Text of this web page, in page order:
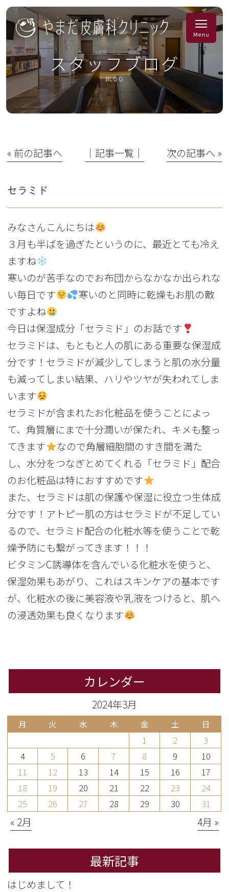
スタッフブログ
BLOG
« 前の記事へ │記事一覧│ 次の記事へ »
セラミド
みなさんこんにちは
３月も半ばを過ぎたというのに、最近とても冷え
ますね
寒いのが苦手なのでお布団からなかなか出られな
い毎日です
寒いのと同時に乾燥もお肌の敵
ですよね
今日は保湿成分「セラミド」のお話です
セラミドは、もともと人の肌にある重要な保湿成
分です！セラミドが減少してしまうと肌の水分量
も減ってしまい結果、ハリやツヤが失われてしま
います
セラミドが含まれたお化粧品を使うことによっ
て、角質層にまで十分潤いが保たれ、キメも整っ
てきます
なので角層細胞間のすき間を満た
し、水分をつなぎとめてくれる「セラミド」配合
のお化粧品は特におすすめです
また、セラミドは肌の保護や保湿に役立つ生体成
分です！アトピー肌の方はセラミドが不足してい
るので、セラミド配合の化粧水等を使うことで乾
燥予防にも繋がってきます！！！
ビタミンC誘導体を含んでいる化粧水を使うと、
保湿効果もあがり、これはスキンケアの基本です
が、化粧水の後に美容液や乳液をつけると、肌へ
の浸透効果も良くなります
カレンダー
2024年3月
月 火 水 木 金 土 日
1 2
3
4
5 6 7 8 9
10
11
12 13 14 15 16
17
18
19 20 21 22 23
24
25
26 27 28 29 30 31
« 2月 4月 »
最新記事
はじめまして！